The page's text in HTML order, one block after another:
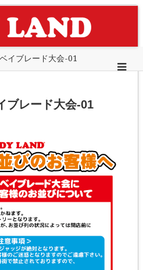
イブレード大会-01
ブレード大会-01